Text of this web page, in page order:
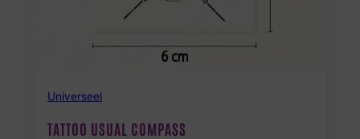
Universeel
TATTOO USUAL COMPASS